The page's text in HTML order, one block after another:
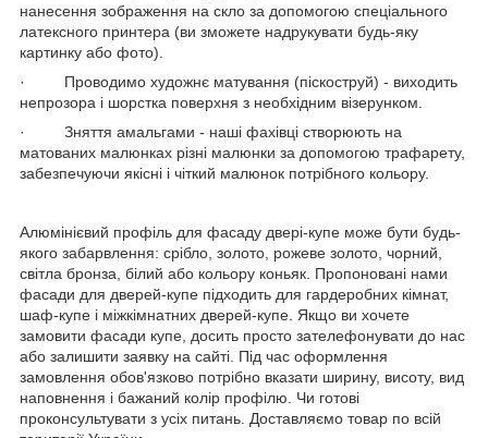
нанесення зображення на скло за допомогою спеціального
латексного принтера (ви зможете надрукувати будь-яку
картинку або фото).
· Проводимо художнє матування (піскоструй) - виходить
непрозора і шорстка поверхня з необхідним візерунком.
· Зняття амальгами - наші фахівці створюють на
матованих малюнках різні малюнки за допомогою трафарету,
забезпечуючи якісні і чіткий малюнок потрібного кольору.
Алюмінієвий профіль для фасаду двері-купе може бути будь-
якого забарвлення: срібло, золото, рожеве золото, чорний,
світла бронза, білий або кольору коньяк. Пропоновані нами
фасади для дверей-купе підходить для гардеробних кімнат,
шаф-купе і міжкімнатних дверей-купе. Якщо ви хочете
замовити фасади купе, досить просто зателефонувати до нас
або залишити заявку на сайті. Під час оформлення
замовлення обов'язково потрібно вказати ширину, висоту, вид
наповнення і бажаний колір профілю. Чи готові
проконсультувати з усіх питань. Доставляємо товар по всій